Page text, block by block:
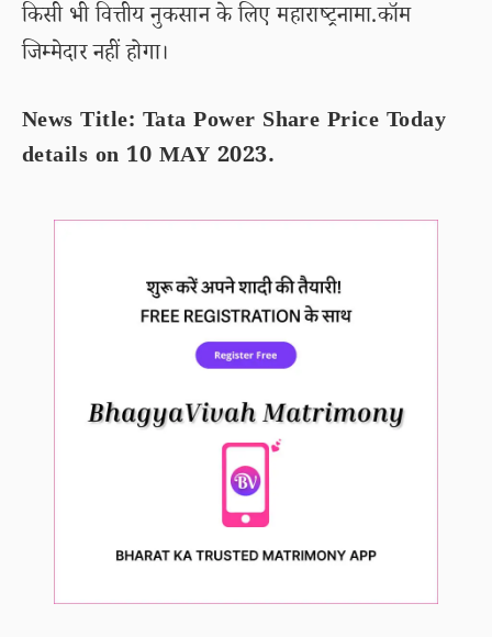
किसी भी वित्तीय नुकसान के लिए महाराष्ट्रनामा.कॉम
जिम्मेदार नहीं होगा।
News Title: Tata Power Share Price Today
details on 10 MAY 2023.